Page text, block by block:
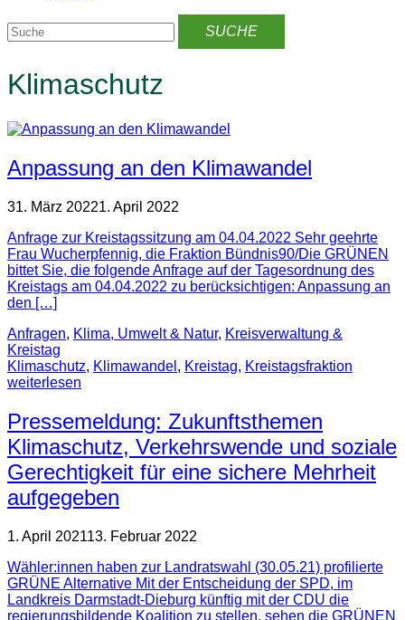
Klimaschutz
Anpassung an den Klimawandel
31. März 20221. April 2022
Anfrage zur Kreistagssitzung am 04.04.2022 Sehr geehrte
Frau Wucherpfennig, die Fraktion Bündnis90/Die GRÜNEN
bittet Sie, die folgende Anfrage auf der Tagesordnung des
Kreistags am 04.04.2022 zu berücksichtigen: Anpassung an
den […]
Anfragen, Klima, Umwelt & Natur, Kreisverwaltung &
Kreistag
Klimaschutz, Klimawandel , Kreistag, Kreistagsfraktion
weiterlesen
Pressemeldung: Zukunftsthemen
Klimaschutz, Verkehrswende und soziale
Gerechtigkeit für eine sichere Mehrheit
aufgegeben
1. April 202113. Februar 2022
Wähler:innen haben zur Landratswahl (30.05.21) profilierte
GRÜNE Alternative Mit der Entscheidung der SPD, im
Landkreis Darmstadt-Dieburg künftig mit der CDU die
regierungsbildende Koalition zu stellen, sehen die GRÜNEN